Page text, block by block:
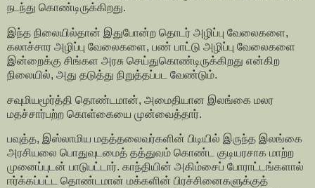
நடந்து கொண்டிருக்கிறது.
இந்த நிலையில்தான் இதுபோன்ற தொடர் அழிப்பு வேலைகளை,
கலாச்சார அழிப்பு வேலைகளை, பண் பாட்டு அழிப்பு வேலைகளை
இன்றைக்கு சிங்கள அரசு செய்துகொண்டிருக்கிறது என்கிற
நிலையில், அது தடுத்து நிறுத்தப்பட வேண்டும்.
சவுமியமூர்த்தி தொண்டமான், அமைதியான இலங்கை மலர
மதச்சார்பற்ற கொள்கையை முன்வைத்தார்.
பவுத்த, இஸ்லாமிய மதத்தலைவர்களின் பிடியில் இருந்த இலங்கை
அரசியலை பொதுவுடமைத் தத்துவம் கொண்ட குடியரசாக மாற்ற
முனைப்புடன் பாடுபட்டார். காந்தியின் அகிம்சைப் போராட்டங்களால்
ஈர்க்கப்பட்ட தொண்டமான் மக்களின் பிரச்சினைகளுக்குத்